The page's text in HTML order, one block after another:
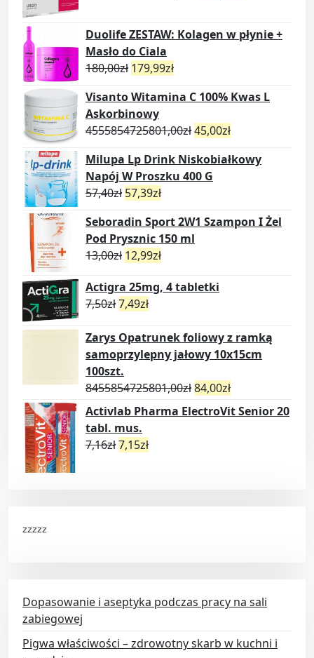
Duolife ZESTAW: Kolagen w płynie +
Masło do Ciala
180,00zł 179,99zł
Visanto Witamina C 100% Kwas L
Askorbinowy
4555854725801,00zł45,00zł
Milupa Lp Drink Niskobiałkowy
Napój W Proszku 400 G
57,40zł 57,39zł
Seboradin Sport 2W1 Szampon I Żel
Pod Prysznic 150 ml
13,00zł 12,99zł
Actigra 25mg, 4 tabletki
7,50zł7,49zł
Zarys Opatrunek foliowy z ramką
samoprzylepny jałowy 10x15cm
100szt.
8455854725801,00zł84,00zł
Activlab Pharma ElectroVit Senior 20
tabl. mus.
7,16zł7,15zł
zzzzz
Dopasowanie i aseptyka podczas pracy na sali
zabiegowej
Pigwa właściwości – zdrowotny skarb w kuchni i